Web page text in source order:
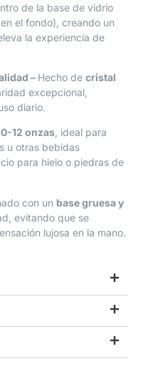
de la base de vidrio
el fondo), creando un
la experiencia de
– Hecho de cristal
excepcional,
diario.
12 onzas , ideal para
u otras bebidas
para hielo o piedras de
con un base gruesa y
evitando que se
lujosa en la mano.